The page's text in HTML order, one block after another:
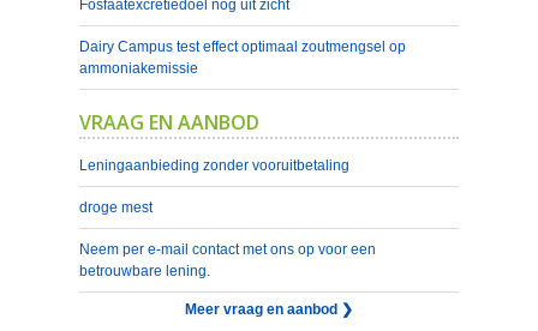
Fosfaatexcretiedoel nog uit zicht
Dairy Campus test effect optimaal zoutmengsel op
ammoniakemissie
VRAAG EN AANBOD
Leningaanbieding zonder vooruitbetaling
droge mest
Neem per e-mail contact met ons op voor een
betrouwbare lening.
Meer vraag en aanbod ❯